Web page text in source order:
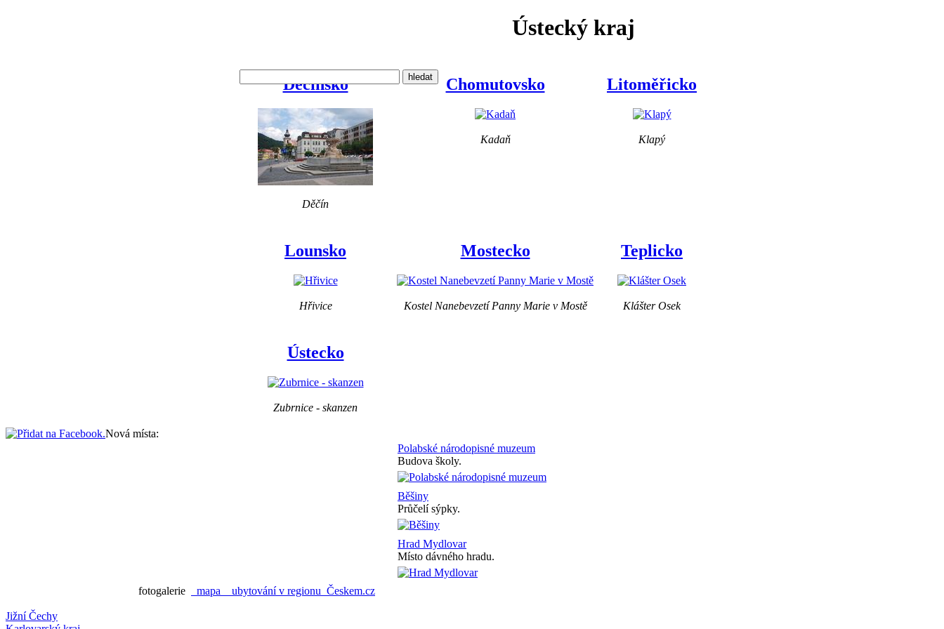
Ústecký kraj
Děčínsko
Děčín
Chomutovsko
Kadaň
Litoměřicko
Klapý
Lounsko
Hřivice
Mostecko
Kostel Nanebevzetí Panny Marie v Mostě
Teplicko
Klášter Osek
Ústecko
Zubrnice - skanzen
Nová místa:
Polabské národopisné muzeum
Budova školy.
Běšiny
Průčelí sýpky.
Hrad Mydlovar
Místo dávného hradu.
fotogalerie mapa ubytování v regionu Českem.cz
Jižní Čechy